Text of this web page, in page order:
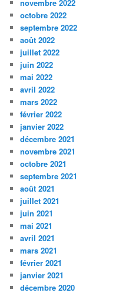
novembre 2022
octobre 2022
septembre 2022
août 2022
juillet 2022
juin 2022
mai 2022
avril 2022
mars 2022
février 2022
janvier 2022
décembre 2021
novembre 2021
octobre 2021
septembre 2021
août 2021
juillet 2021
juin 2021
mai 2021
avril 2021
mars 2021
février 2021
janvier 2021
décembre 2020